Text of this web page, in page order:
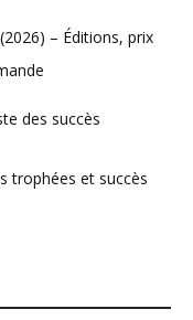
– Éditions, prix
des succès
trophées et succès